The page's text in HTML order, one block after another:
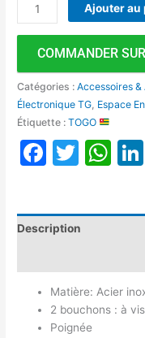
Ajouter au
COMMANDER
Catégories :Accessoires &
Électronique TG Espace
Étiquette :TOGO
Description
Matière: Acier
2 bouchons : à
Poignée